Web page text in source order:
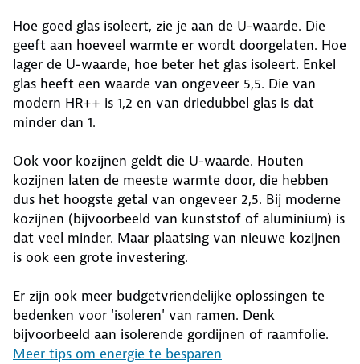
Hoe goed glas isoleert, zie je aan de U-waarde. Die
geeft aan hoeveel warmte er wordt doorgelaten. Hoe
lager de U-waarde, hoe beter het glas isoleert. Enkel
glas heeft een waarde van ongeveer 5,5. Die van
modern HR++ is 1,2 en van driedubbel glas is dat
minder dan 1.
Ook voor kozijnen geldt die U-waarde. Houten
kozijnen laten de meeste warmte door, die hebben
dus het hoogste getal van ongeveer 2,5. Bij moderne
kozijnen (bijvoorbeeld van kunststof of aluminium) is
dat veel minder. Maar plaatsing van nieuwe kozijnen
is ook een grote investering.
Er zijn ook meer budgetvriendelijke oplossingen te
bedenken voor 'isoleren' van ramen. Denk
bijvoorbeeld aan isolerende gordijnen of raamfolie.
Meer tips om energie te besparen